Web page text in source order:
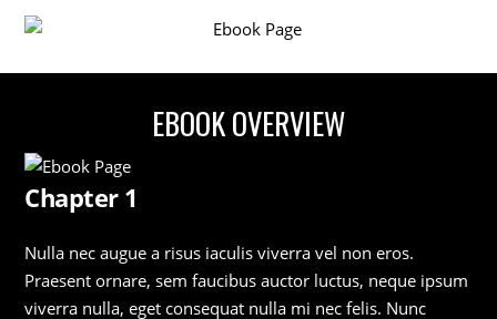
EBOOK OVERVIEW
Chapter 1
Nulla nec augue a risus iaculis viverra vel non eros.
Praesent ornare, sem faucibus auctor luctus, neque ipsum
viverra nulla, eget consequat nulla mi nec felis. Nunc